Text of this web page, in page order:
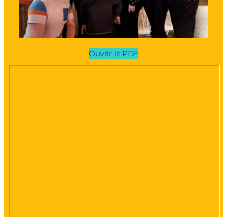
Ouvrir le PDF